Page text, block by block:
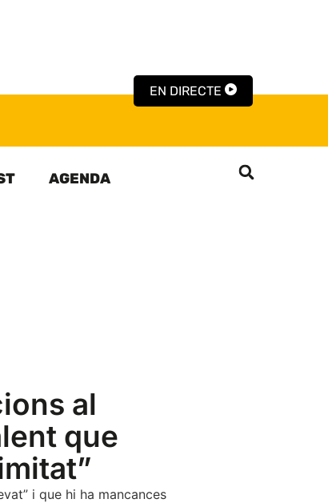
EN DIRECTE
AGENDA
al
que
i que hi ha mancances